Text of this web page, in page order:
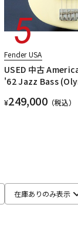
Fender USA
USED 中古
'62 Jazz Bass
¥249,000（税込）
在庫ありのみ表示